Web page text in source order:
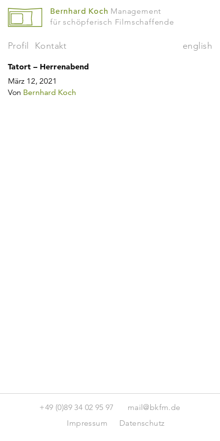
Bernhard Koch Management
für schöpferisch Filmschaffende
Profil Kontakt english
Tatort – Herrenabend
März 12, 2021
Von Bernhard Koch
+49 (0)89 34 02 95 97
mail@bkfm.de
Impressum
Datenschutz